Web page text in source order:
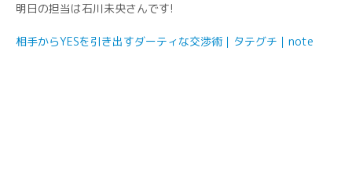
明日の担当は石川未央さんです!
相手からYESを引き出すダーティな交渉術｜タテグチ｜note